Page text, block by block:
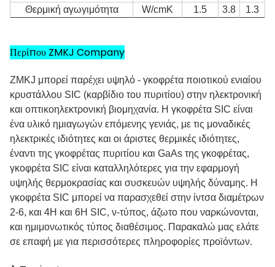
Θερμική αγωγιμότητα
W/cmK 1.5 3.8 1.3
Περίπου ZMKJ Company
ZMKJ μπορεί παρέχει υψηλό - γκοφρέτα ποιοτικού ενιαίου
κρυστάλλου SIC (καρβίδιο του πυριτίου) στην ηλεκτρονική
και οπτικοηλεκτρονική βιομηχανία. Η γκοφρέτα SIC είναι
ένα υλικό ημιαγωγών επόμενης γενιάς, με τις μοναδικές
ηλεκτρικές ιδιότητες και οι άριστες θερμικές ιδιότητες,
έναντι της γκοφρέτας πυριτίου και GaAs της γκοφρέτας,
γκοφρέτα SIC είναι καταλληλότερες για την εφαρμογή
υψηλής θερμοκρασίας και συσκευών υψηλής δύναμης. Η
γκοφρέτα SIC μπορεί να παρασχεθεί στην ίντσα διαμέτρων
2-6, και 4H και 6H SIC, ν-τύπος, άζωτο που ναρκώνονται,
και ημιμονωτικός τύπος διαθέσιμος. Παρακαλώ μας ελάτε
σε επαφή με για περισσότερες πληροφορίες προϊόντων.